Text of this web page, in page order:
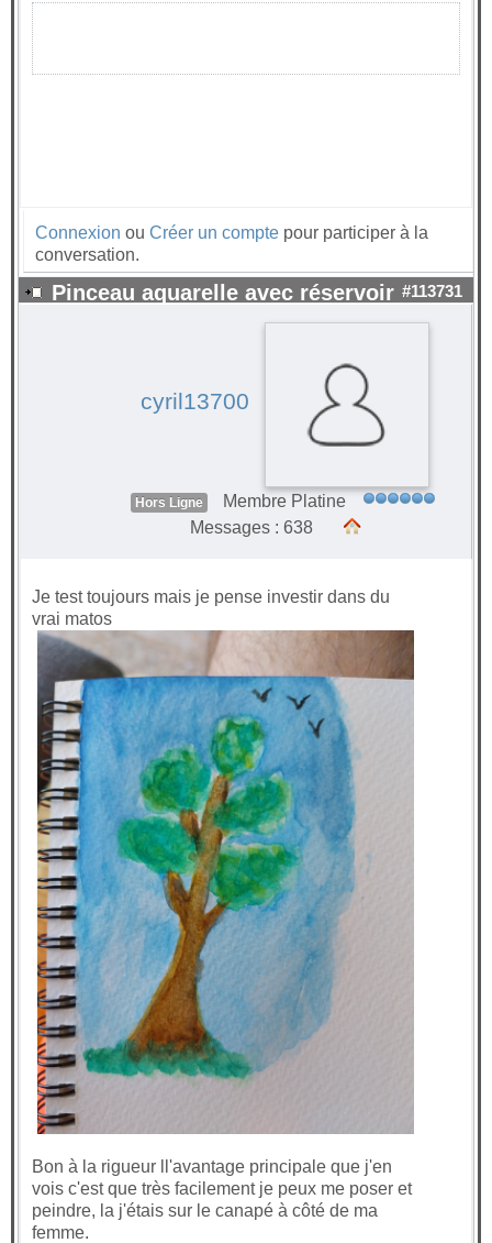
Connexion ou Créer un compte pour participer à la
conversation.
Pinceau aquarelle avec réservoir #113731
cyril13700
Hors Ligne
Membre Platine
Messages : 638
Je test toujours mais je pense investir dans du
vrai matos
Bon à la rigueur ll'avantage principale que j'en
vois c'est que très facilement je peux me poser et
peindre, la j'étais sur le canapé à côté de ma
femme.